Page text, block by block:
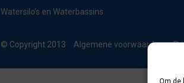
Om de
Watersilo’s en Waterbassins
© Copyright 2013 Algemene voorwaarden